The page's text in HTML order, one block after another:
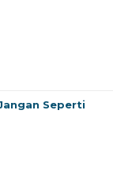
Seperti